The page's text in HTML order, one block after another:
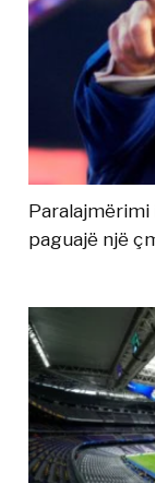
Paralajmërimi
paguajë një